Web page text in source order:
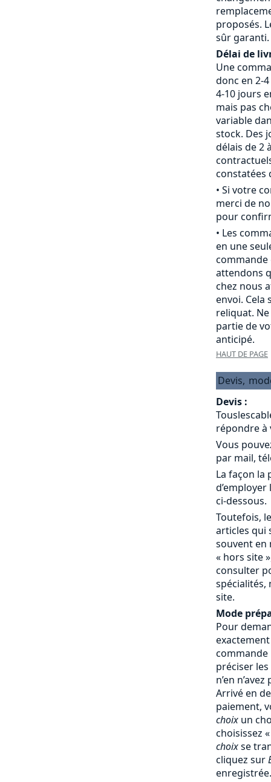
proposés.
sûr garanti.
Délai de
Une
donc en 2-
4-10 jours
mais pas
variable
stock. Des
délais de 2
constatées
• Si votre
merci de
pour
• Les
en une
attendons
chez nous
envoi. Cela
reliquat.
partie de
anticipé.
HAUT DE PAGE
Devis,
Devis :
répondre à
Vous
par mail,
La façon la
ci-dessous.
Toutefois,
articles qui
souvent en
« hors site
consulter
spécialités,
site.
Mode
Pour
commande
préciser
n’en
Arrivé en
paiement,
choix un
choisissez
choixse
cliquez sur
enregistrée.